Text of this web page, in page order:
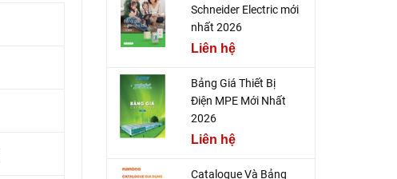
Schneider Electric mới
nhất 2026
Liên hệ
Bảng Giá Thiết Bị
Điện MPE Mới Nhất
2026
Liên hệ
Catalogue Và Bảng